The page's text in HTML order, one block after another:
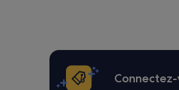
Connectez-